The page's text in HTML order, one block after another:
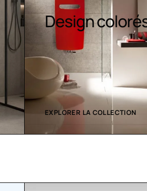
serviettes
EXPLORER LA COLLECTION